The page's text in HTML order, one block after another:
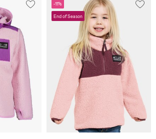
-11%
End of Season